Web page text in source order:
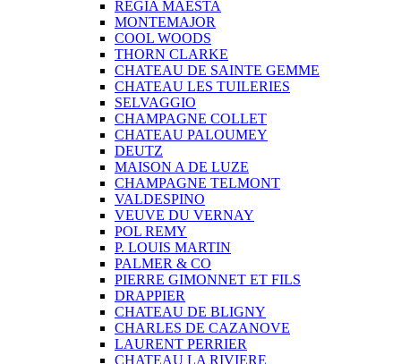
REGIA MAESTA
MONTEMAJOR
COOL WOODS
THORN CLARKE
CHATEAU DE SAINTE GEMME
CHATEAU LES TUILERIES
SELVAGGIO
CHAMPAGNE COLLET
CHATEAU PALOUMEY
DEUTZ
MAISON A DE LUZE
CHAMPAGNE TELMONT
VALDESPINO
VEUVE DU VERNAY
POL REMY
P. LOUIS MARTIN
PALMER & CO
PIERRE GIMONNET ET FILS
DRAPPIER
CHATEAU DE BLIGNY
CHARLES DE CAZANOVE
LAURENT PERRIER
CHATEAU LA RIVIERE